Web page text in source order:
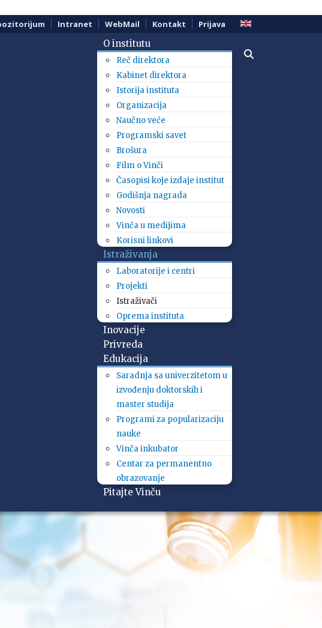
Intranet WebMail Kontakt Prijava
O institutu
Reč direktora
Kabinet direktora
Istorija instituta
Organizacija
Naučno veće
Programski savet
Brošura
Film o Vinči
Časopisi koje izdaje institut
Godišnja nagrada
Novosti
Vinča u medijima
Korisni linkovi
Istraživanja
Laboratorije i centri
Projekti
Istraživači
Oprema instituta
Inovacije
Privreda
Edukacija
Saradnja sa univerzitetom u
izvođenju doktorskih i
master studija
Programi za popularizaciju
nauke
Vinča inkubator
Centar za permanentno
obrazovanje
Pitajte Vinču